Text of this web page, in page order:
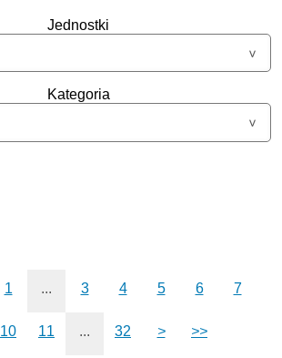
Jednostki
Kategoria
1 ... 3 4 5 6 7
10 11 ... 32 > >>